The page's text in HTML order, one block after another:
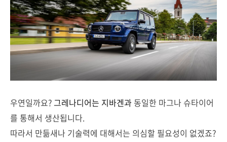
우연일까요? 그레나디어는 지바겐과동일한 마그나 슈타이어
를 통해서 생산됩니다.
따라서 만듦새나 기술력에 대해서는 의심할 필요성이 없겠죠?